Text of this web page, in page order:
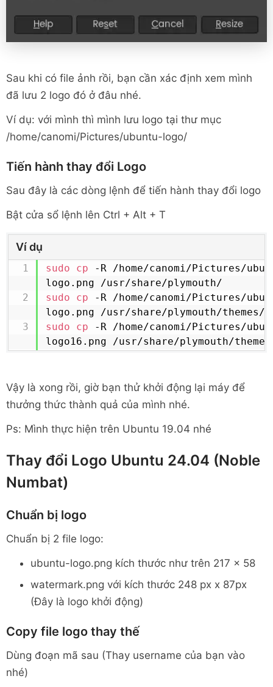
Sau khi có file ảnh rồi, bạn cần xác định xem mình
đã lưu 2 logo đó ở đâu nhé.
Ví dụ: với mình thì mình lưu logo tại thư mục
/home/canomi/Pictures/ubuntu-logo/
Tiến hành thay đổi Logo
Sau đây là các dòng lệnh để tiến hành thay đổi logo
Bật cửa sổ lệnh lên Ctrl + Alt + T
Ví dụ
sudo cp -R /home/canomi/Pictures/
sudo
cp -R /home/canomi/Pictures/
sudo cp -R /home/canomi/Pictures/
logo16.png /usr/share/plymouth/
Vậy là xong rồi, giờ bạn thử khởi động lại máy để
thưởng thức thành quả của mình nhé.
Ps: Mình thực hiện trên Ubuntu 19.04 nhé
Thay đổi Logo Ubuntu 24.04 (Noble
Numbat)
Chuẩn bị logo
Chuẩn bị 2 file logo:
ubuntu-logo.png kích thước như trên 217 x 58
watermark.png với kích thước 248 px x 87px
(Đây là logo khởi động)
Copy file logo thay thế
Dùng đoạn mã sau (Thay username của bạn vào
nhé)